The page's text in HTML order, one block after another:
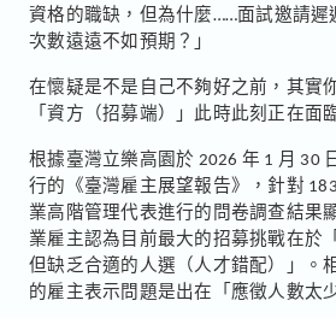
資格的職缺，但為什麼……面試邀請遲
次數遠遠不如預期？」
在懷疑是不是自己不夠好之前，其實
「資方（招募端）」此時此刻正在面
根據臺灣立樂高園於 2026 年 1 月 30
行的《臺灣雇主展望報告》，針對
業高階管理代表進行的問卷調查結果
業雇主認為目前最大的招募挑戰在於
但缺乏合適的人選（人才錯配）」。
的雇主表示問題是出在「應徵人數太